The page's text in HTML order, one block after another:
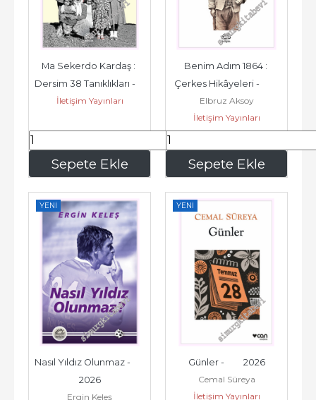
Sepete Ekle
Ma Sekerdo Kardaş :
Dersim 38 Tanıklıkları -
2018
İletişim Yayınları
240,50 Sepete Ekle
Benim Adım 1864 :
Çerkes Hikâyeleri -
2022
Elbruz Aksoy
İletişim Yayınları
318,20
YENI
Nasıl Yıldız Olunmaz -
2026
Ergin Keleş
YENI
Günler -         2026
Cemal Süreya
İletişim Yayınları